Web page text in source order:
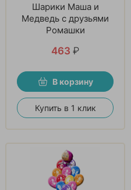
Шарики Маша и
Медведь с друзьями
Ромашки
463 ₽
В корзину
Купить в 1 клик